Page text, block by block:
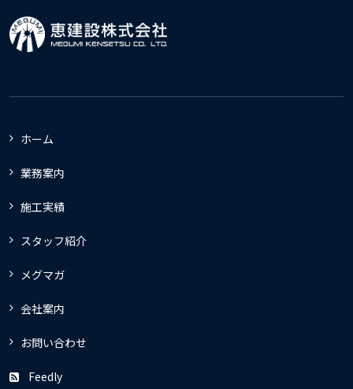
ホーム
業務案内
施工実績
スタッフ紹介
メグマガ
会社案内
お問い合わせ
Feedly